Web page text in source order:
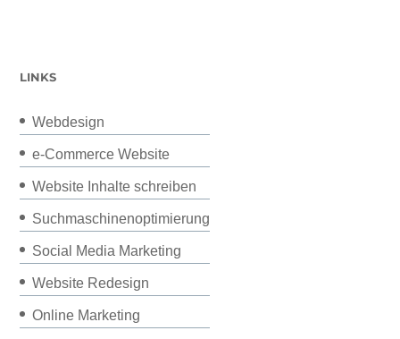
LINKS
Webdesign
e-Commerce Website
Website Inhalte schreiben
Suchmaschinenoptimierung
Social Media Marketing
Website Redesign
Online Marketing